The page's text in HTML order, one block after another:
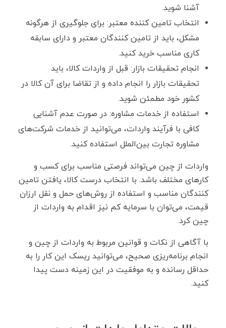
آشنا شوید.
انتخاب تامین کننده معتبر: برای جلوگیری از هرگونه
مشکل، باید از تامین کنندگان معتبر و دارای سابقه
کاری مناسب خرید کنید.
انجام تحقیقات بازار: قبل از واردات کالا، باید
تحقیقات بازار را انجام داده و از تقاضا برای آن کالا در
کشور خود مطمئن شوید.
استفاده از خدمات مشاوره: در صورت عدم آشنایی
کافی با فرآیند واردات، می‌توانید از خدمات شرکت‌های
مشاوره تجارت بین‌الملل استفاده کنید.
واردات از چین می‌تواند فرصتی مناسب برای کسب و
کارهای مختلف باشد. با انتخاب درست کالا، یافتن تامین
کنندگان مناسب و استفاده از روش‌های حمل و نقل ارزان
قیمت، می‌توان با سرمایه کم نیز اقدام به واردات از
چین کرد.
با آگاهی از نکات و قوانین مربوط به واردات از چین و
انجام برنامه‌ریزی صحیح، می‌توانید ریسک این کار را به
حداقل رسانده و به موفقیت در این زمینه دست پیدا
کنید.